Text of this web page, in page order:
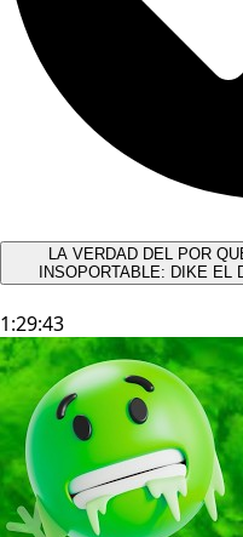
LA VERDAD DEL POR
INSOPORTABLE: DIKE EL
1:29:43